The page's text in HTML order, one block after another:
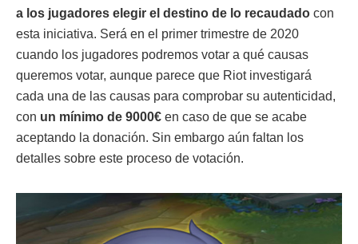
a los jugadores elegir el destino de lo recaudado con
esta iniciativa. Será en el primer trimestre de 2020
cuando los jugadores podremos votar a qué causas
queremos votar, aunque parece que Riot investigará
cada una de las causas para comprobar su autenticidad,
con un mínimo de 9000€ en caso de que se acabe
aceptando la donación. Sin embargo aún faltan los
detalles sobre este proceso de votación.